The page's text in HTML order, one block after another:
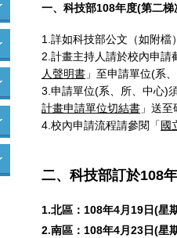
一、科技部108年度(第二
1.詳如科技部公文（如附檔
2.計畫主持人請於校內申請
人聲明書 」至申請單位(系
3.申請單位(系、所、中心)
計畫申請單位切結書 」送
4.校內申請流程請參閱「國
二、科技部訂於108年
1.北區：108年4月19日(星
2.南區：108年4月23日(星